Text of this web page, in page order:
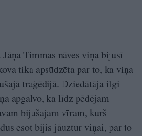
Jāņa Timmas nāves viņa bijusī
tika apsūdzēta par to, ka viņa
traģēdijā. Dziedātāja ilgi
apgalvo, ka līdz pēdējam
bijušajam vīram, kurš
esot bijis jāuztur viņai, par to